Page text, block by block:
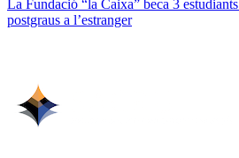
La Fundació “la Caixa” beca 3
postgraus a l’estranger